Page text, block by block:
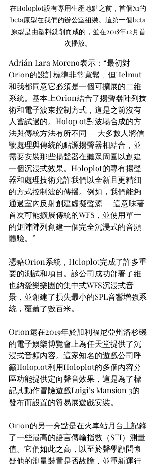
在Holoplot設有專用生產地點之前，首個X1的
beta原型在我們的辦公室組裝。這第一個beta
原型是由塑料銑削而成的，並在2018年12月首
次播放。
Adrián Lara Moreno表示：“最初對
Orion的設計標準非常寬鬆，但Helmut
和我都同意它必須是一個可擴展的二維
系統。基本上Orion結合了揚聲器陣列技
術和電子波束控制方式，這是之前沒有
人嘗試過的。Holoplot對波場合成的方
法與傳統方法有所不同 — 大多數人將信
號處理與傳統的點源揚聲器相結合，並
需要安裝那些揚聲器在聽眾周圍以創建
一個沉浸式效果。Holoplot的專有揚聲
器和處理技術允許我們以全新且更精細
的方式控制波的傳播。例如，我們能夠
通過室內反射創建虛擬聲源 — 這意味著
首次可能擴展傳統的WFS，並使用單一
的矩陣陣列創建一個完全沉浸式的音頻
體驗。”
憑藉Orion系統，Holoplot完成了許多重
要的測試和項目。該公司成功部署了維
也納愛樂樂團的集中式WFS沉浸式音
景，並創建了損失最小的SPL音響增強系
統，覆蓋了數百米。
Orion還在2019年於加利福尼亞州洛杉磯
的電子娛樂博覽會上為任天堂提供了沉
浸式音頻內容。這家知名的遊戲公司呼
籲Holoplot利用Holoplot的多個內容分
區功能提供定向聲音效果，這是為了標
記其動作冒險遊戲Luigi’s Mansion 3的
發布而設置的貿易展遊戲安裝。
Orion的另一亮點是在火車站月台上記錄
了一些最高的語言傳輸指數（STI）測量
值。它們如此之高，以至於聲學顧問懷
疑他的測量裝置是否故障，並重新運行